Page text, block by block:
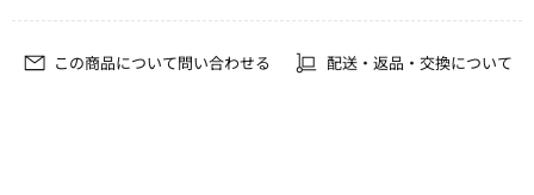
この商品について問い合わせる 配送・返品・交換について